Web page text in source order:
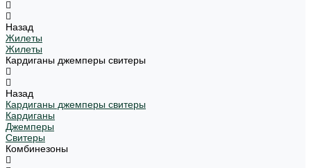
Назад
Жилеты
Жилеты
Кардиганы джемперы свитеры
Назад
Кардиганы джемперы свитеры
Кардиганы
Джемперы
Свитеры
Комбинезоны